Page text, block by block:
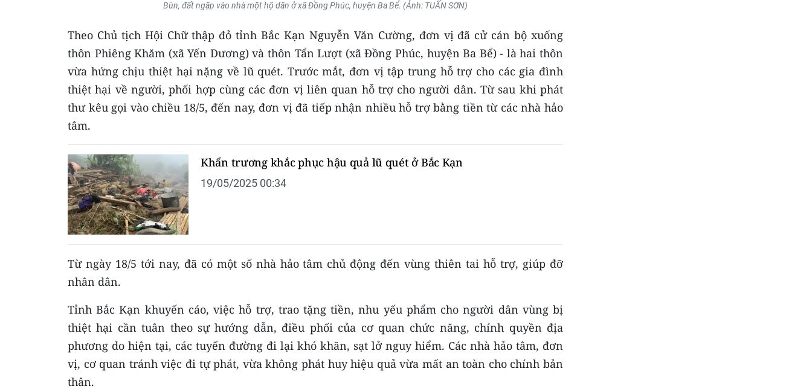
Bùn, đất ngập vào nhà một hộ dân ở xã Đồng Phúc, huyện Ba Bể. (Ảnh: TUẤN SƠN)
Theo Chủ tịch Hội Chữ thập đỏ tỉnh Bắc Kạn Nguyễn Văn Cường, đơn vị đã cử cán bộ xuống
thôn Phiêng Khăm (xã Yến Dương) và thôn Tẩn Lượt (xã Đồng Phúc, huyện Ba Bể) - là hai thôn
vừa hứng chịu thiệt hại nặng về lũ quét. Trước mắt, đơn vị tập trung hỗ trợ cho các gia đình
thiệt hại về người, phối hợp cùng các đơn vị liên quan hỗ trợ cho người dân. Từ sau khi phát
thư kêu gọi vào chiều 18/5, đến nay, đơn vị đã tiếp nhận nhiều hỗ trợ bằng tiền từ các nhà hảo
tâm.
Khẩn trương khắc phục hậu quả lũ quét ở Bắc Kạn
19/05/2025 00:34
Từ ngày 18/5 tới nay, đã có một số nhà hảo tâm chủ động đến vùng thiên tai hỗ trợ, giúp đỡ
nhân dân.
Tỉnh Bắc Kạn khuyến cáo, việc hỗ trợ, trao tặng tiền, nhu yếu phẩm cho người dân vùng bị
thiệt hại cần tuân theo sự hướng dẫn, điều phối của cơ quan chức năng, chính quyền địa
phương do hiện tại, các tuyến đường đi lại khó khăn, sạt lở nguy hiểm. Các nhà hảo tâm, đơn
vị, cơ quan tránh việc đi tự phát, vừa không phát huy hiệu quả vừa mất an toàn cho chính bản
thân.